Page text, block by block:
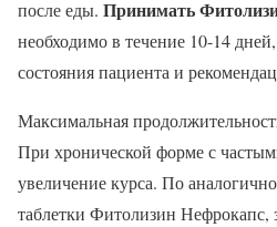
после еды. Принимать
необходимо в течение 10-14
состояния пациента и
Максимальная
При хронической форме с
увеличение курса. По
таблетки Фитолизин Нефрокапс,